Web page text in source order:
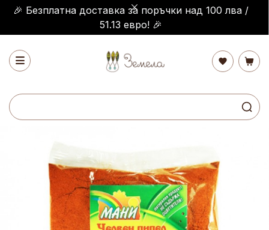
🎉 Безплатна доставка за поръчки над 100 лва /
51.13 евро! 🎉